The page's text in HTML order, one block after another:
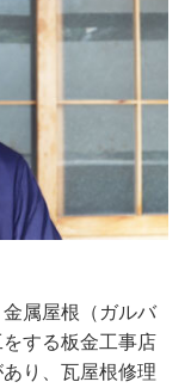
属屋根（ガルバ
する板金工事店
り、瓦屋根修理